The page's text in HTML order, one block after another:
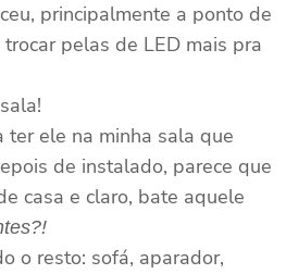
principalmente a ponto de
pelas de LED mais pra
ter ele na minha sala que
de instalado, parece que
casa e claro, bate aquele
o resto: sofá, aparador,